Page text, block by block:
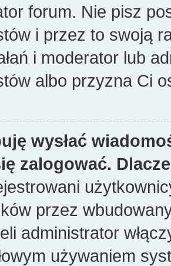
forum. Nie pisz
i przez to swoją
i moderator lub
albo przyzna Ci
wysłać
zalogować.
przez
administrator
używaniem